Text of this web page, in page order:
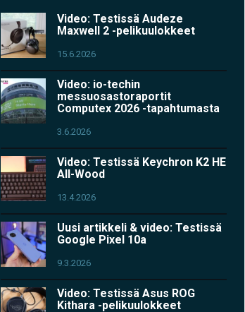
Video: Testissä Audeze
Maxwell 2 -pelikuulokkeet
15.6.2026
Video: io-techin
messuosastoraportit
Computex 2026 -tapahtumasta
3.6.2026
Video: Testissä Keychron K2 HE
All-Wood
13.4.2026
Uusi artikkeli & video: Testissä
Google Pixel 10a
9.3.2026
Video: Testissä Asus ROG
Kithara -pelikuulokkeet